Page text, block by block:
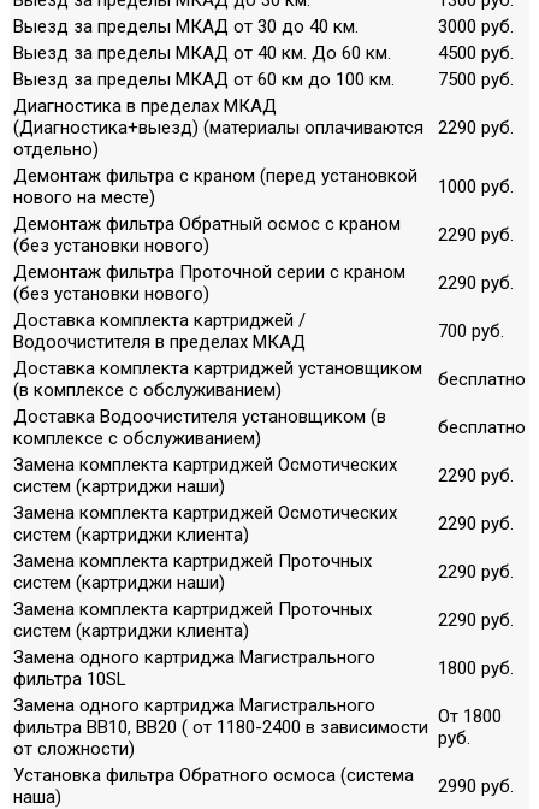
Выезд за пределы МКАД от 30 до 40 км.
3000 руб.
Выезд за пределы МКАД от 40 км. До 60 км.
4500 руб.
Выезд за пределы МКАД от 60 км до 100 км.
7500 руб.
Диагностика в пределах МКАД
(Диагностика+выезд) (материалы оплачиваются
отдельно)
2290 руб.
Демонтаж фильтра с краном (перед установкой
нового на месте)
1000 руб.
Демонтаж фильтра Обратный осмос с краном
(без установки нового)
2290 руб.
Демонтаж фильтра Проточной серии с краном
(без установки нового)
2290 руб.
Доставка комплекта картриджей /
Водоочистителя в пределах МКАД
700 руб.
Доставка комплекта картриджей установщиком
(в комплексе с обслуживанием)
бесплатно
Доставка Водоочистителя установщиком (в
комплексе с обслуживанием)
бесплатно
Замена комплекта картриджей Осмотических
систем (картриджи наши)
2290 руб.
Замена комплекта картриджей Осмотических
систем (картриджи клиента)
2290 руб.
Замена комплекта картриджей Проточных
систем (картриджи наши)
2290 руб.
Замена комплекта картриджей Проточных
систем (картриджи клиента)
2290 руб.
Замена одного картриджа Магистрального
фильтра 10SL
1800 руб.
Замена одного картриджа Магистрального
фильтра ВВ10, ВВ20 ( от 1180-2400 в зависимости
от сложности)
От 1800
руб.
Установка фильтра Обратного осмоса (система
наша)
2990 руб.